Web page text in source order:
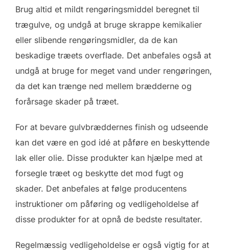
Brug altid et mildt rengøringsmiddel beregnet til
trægulve, og undgå at bruge skrappe kemikalier
eller slibende rengøringsmidler, da de kan
beskadige træets overflade. Det anbefales også at
undgå at bruge for meget vand under rengøringen,
da det kan trænge ned mellem brædderne og
forårsage skader på træet.
For at bevare gulvbræddernes finish og udseende
kan det være en god idé at påføre en beskyttende
lak eller olie. Disse produkter kan hjælpe med at
forsegle træet og beskytte det mod fugt og
skader. Det anbefales at følge producentens
instruktioner om påføring og vedligeholdelse af
disse produkter for at opnå de bedste resultater.
Regelmæssig vedligeholdelse er også vigtig for at